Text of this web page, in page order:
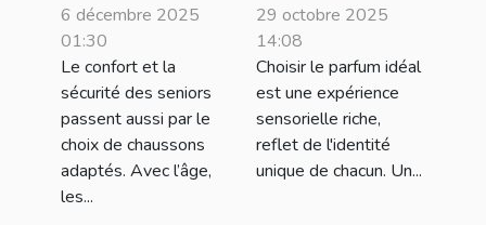
chaussons
idéaux pour
les seniors ?
6 décembre 2025
01:30
Le confort et la
sécurité des seniors
passent aussi par le
choix de chaussons
adaptés. Avec l’âge,
les...
parfum qui
complète votre
personnalité?
29 octobre 2025
14:08
Choisir le parfum idéal
est une expérience
sensorielle riche,
reflet de l'identité
unique de chacun. Un...